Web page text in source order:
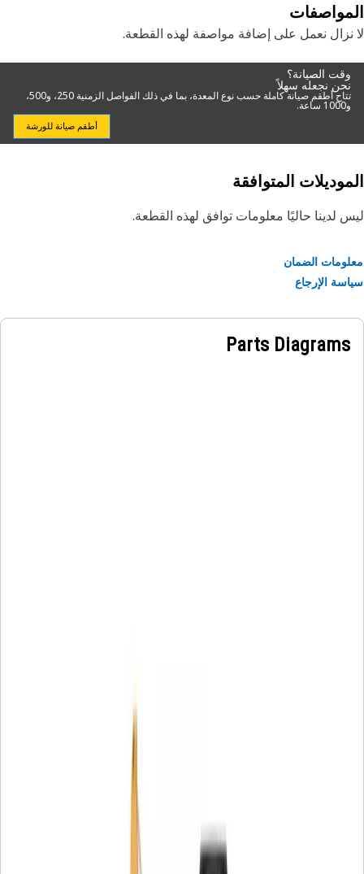
نعمل على إضافة مواصفة لهذه القطعة.
وقت الصيانة؟
نحن نجعله سهلاً
تتاح أطقم صيانة كاملة حسب نوع المعدة، بما في ذلك الفواصل الزمنية 250، و500،
أطقم صيانة للورشة
المتوافقة
لدينا حاليًا معلومات توافق لهذه القطعة.
الضمان
الإرجاع
Parts Diagrams